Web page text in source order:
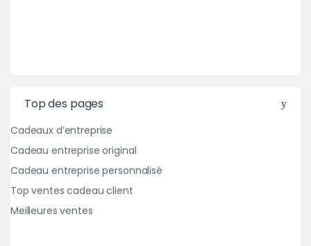
Top des pages
Cadeaux d’entreprise
Cadeau entreprise original
Cadeau entreprise personnalisé
Top ventes cadeau client
Meilleures ventes